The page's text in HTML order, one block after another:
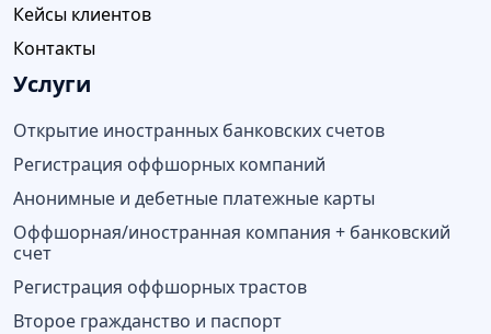
Кейсы клиентов
Контакты
Услуги
Открытие иностранных банковских счетов
Регистрация оффшорных компаний
Анонимные и дебетные платежные карты
Оффшорная/иностранная компания + банковский
счет
Регистрация оффшорных трастов
Второе гражданство и паспорт